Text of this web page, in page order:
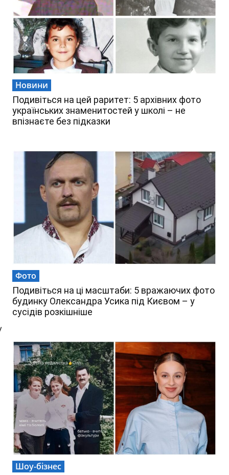
Новини
Подивіться на цей раритет: 5 архівних фото
українських знаменитостей у школі – не
впізнаєте без підказки
Фото
Подивіться на ці масштаби: 5 вражаючих фото
будинку Олександра Усика під Києвом – у
сусідів розкішніше
Шоу-бізнес